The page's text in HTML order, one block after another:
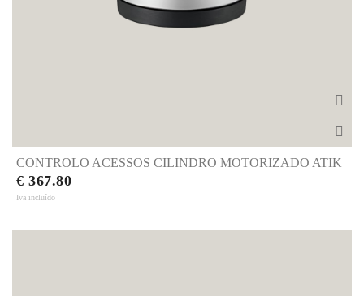
CONTROLO ACESSOS CILINDRO MOTORIZADO ATIK
€ 367.80
Iva incluído